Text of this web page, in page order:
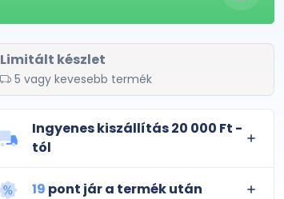
Limitált készlet
5 vagy kevesebb termék
Ingyenes kiszállítás 20 000 Ft -
tól
19 pont jár a termék után